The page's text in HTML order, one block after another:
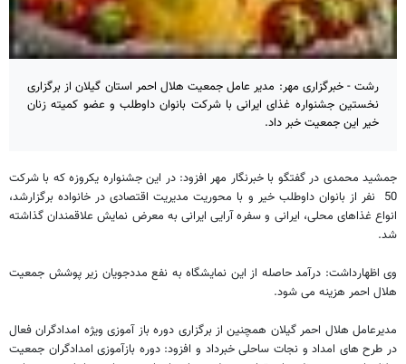
رشت - خبرگزاری مهر: مدیر عامل جمعیت هلال احمر استان گیلان از برگزاری
نخستین جشنواره غذای ایرانی با شرکت بانوان داوطلب و عضو کمیته زنان
خیر این جمعیت خبر داد.
جمشید محمدی در گفتگو با خبرنگار مهر افزود: در این جشنواره یکروزه که با شرکت
50 نفر از بانوان داوطلب خیر و با محوریت مدیریت اقتصادی در خانواده برگزارشد،
انواع غذاهای محلی، ایرانی و سفره آرایی ایرانی به معرض نمایش علاقمندان گذاشته
شد.
وی اظهارداشت: درآمد حاصله از این نمایشگاه به نفع مددجویان زیر پوشش جمعیت
هلال احمر هزینه می شود.
مدیرعامل هلال احمر گیلان همچنین از برگزاری دوره باز آموزی ویژه امدادگران فعال
در طرح های امداد و نجات ساحلی خبرداد و افزود: دوره بازآموزی امدادگران جمعیت